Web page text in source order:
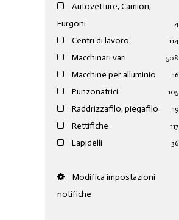
Autovetture, Camion,
Furgoni
4
Centri di lavoro 114
Macchinari vari 508
Macchine per alluminio 16
Punzonatrici 105
Raddrizzafilo, piegafilo 19
Rettifiche 117
Lapidelli 36
Modifica impostazioni
notifiche